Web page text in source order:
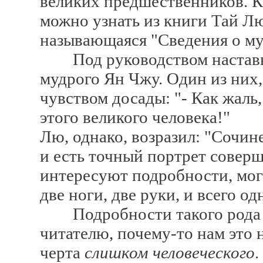
можно узнать из книги Тай
называющаяся "Сведения о
Под руководством
мудрого Ян Чжу. Один из них,
чувством досады: "- Как
этого великого человека!"
Лю, однако, возразил:
и есть точный портрет
интересуют подробности,
две ноги, две руки, и всего
Подробности такого рода
читателю, почему-то нам это
черта слишком человеческого